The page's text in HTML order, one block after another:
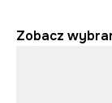
Zobacz